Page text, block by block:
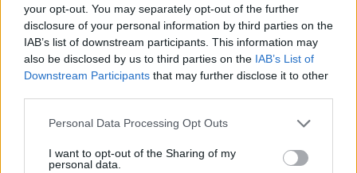
your opt-out. You may separately opt-out of the further
disclosure of your personal information by third parties on the
IAB’s list of downstream participants. This information may
also be disclosed by us to third parties on the IAB’s List of
Downstream Participants that may further disclose it to other
Personal Data Processing Opt Outs
I want to opt-out of the Sharing of my
personal data.
ΠερισσότερεςΕιδήσεις σήμερα
Τώρα λάχανα, τότε πορτοκάλια: Ο ίδιος
οδηγός της νταλίκας την είχε «πατήσει» ξανά
με ντεραπάρισμα